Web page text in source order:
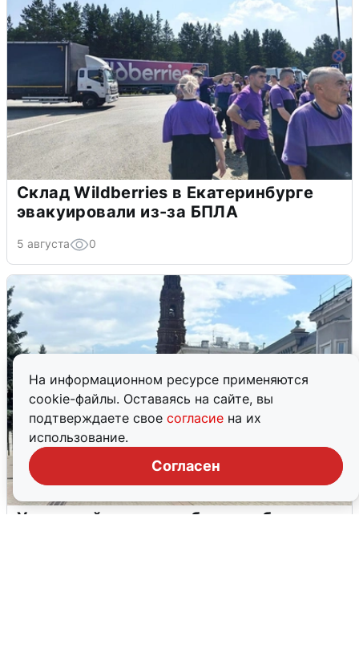
На информационном ресурсе применяются
cookie-файлы. Оставаясь на сайте, вы
подтверждаете свое согласие на их
использование.
Согласен
Склад Wildberries в Екатеринбурге
эвакуировали из-за БПЛА
5 августа 0
У соседей пожар и сбои: что было при